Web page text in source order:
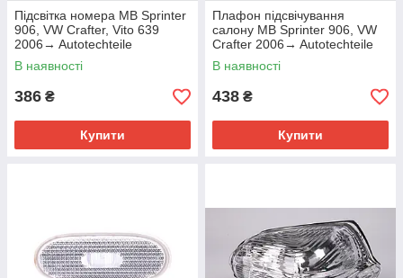
Підсвітка номера MB Sprinter
906, VW Crafter, Vito 639
2006→ Autotechteile
(Німеччина) — 100 8200
В наявності
386 ₴
Купити
Плафон підсвічування
салону MB Sprinter 906, VW
Crafter 2006→ Autotechteile
(Німеччина) — 100 8257
В наявності
438 ₴
Купити